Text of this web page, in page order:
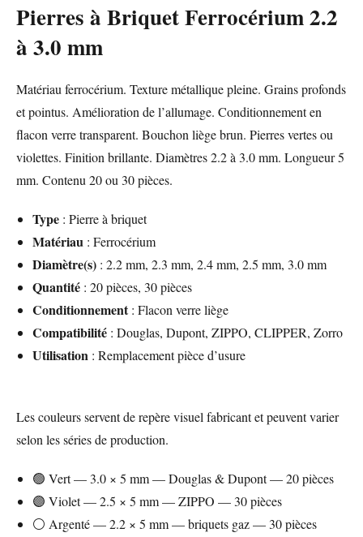
Pierres à Briquet Ferrocérium 2.2
à 3.0 mm
Matériau ferrocérium. Texture métallique pleine. Grains profonds
et pointus. Amélioration de l’allumage. Conditionnement en
flacon verre transparent. Bouchon liège brun. Pierres vertes ou
violettes. Finition brillante. Diamètres 2.2 à 3.0 mm. Longueur 5
mm. Contenu 20 ou 30 pièces.
Type : Pierre à briquet
Matériau : Ferrocérium
Diamètre(s) : 2.2 mm, 2.3 mm, 2.4 mm, 2.5 mm, 3.0 mm
Quantité : 20 pièces, 30 pièces
Conditionnement: Flacon verre liège
Compatibilité : Douglas, Dupont, ZIPPO, CLIPPER, Zorro
Utilisation : Remplacement pièce d’usure
Les couleurs servent de repère visuel fabricant et peuvent varier
selon les séries de production.
🟢 Vert — 3.0 × 5 mm — Douglas & Dupont — 20 pièces
🟣 Violet — 2.5 × 5 mm — ZIPPO — 30 pièces
⚪ Argenté — 2.2 × 5 mm — briquets gaz — 30 pièces